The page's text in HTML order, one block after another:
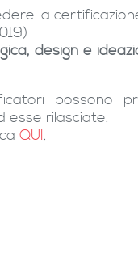
la
design e
possono
esse rilasciate.
QUI.